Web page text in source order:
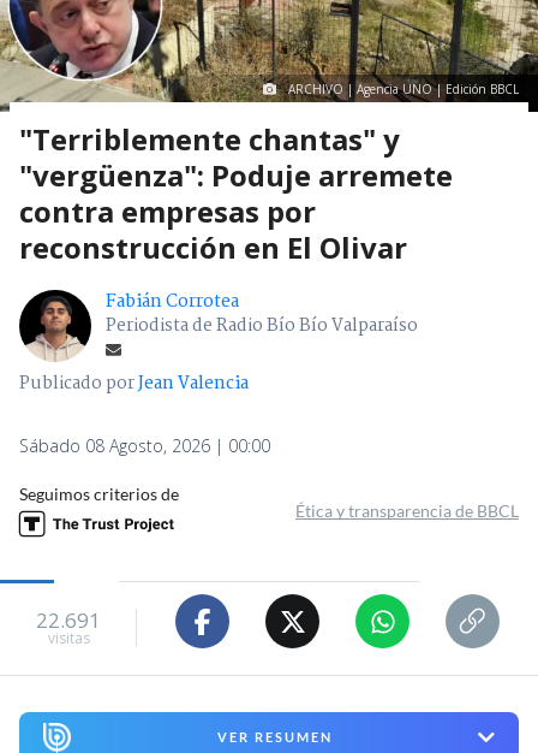
ARCHIVO | Agencia UNO | Edición BBCL
"Terriblemente chantas" y
"vergüenza": Poduje arremete
contra empresas por
reconstrucción en El Olivar
Fabián Corrotea
Periodista de Radio Bío Bío Valparaíso
Publicado porJean Valencia
Sábado 08 Agosto, 2026 | 00:00
Seguimos criterios de
Ética y transparencia de BBCL
22.691
visitas
VER RESUMEN